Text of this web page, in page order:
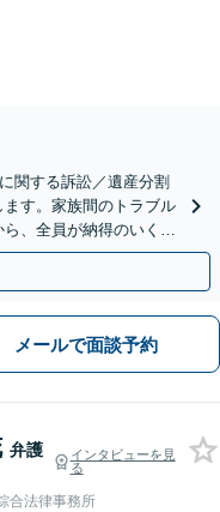
関する訴訟／遺産分割
す。家族間のトラブル
、全員が納得のいく解
メールで面談予約
弁護
インタビューを見
る
合法律事務所